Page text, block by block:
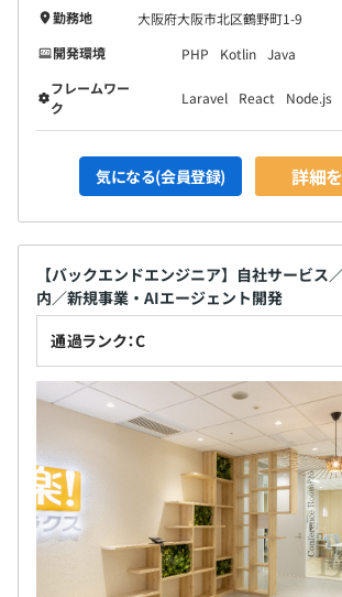
勤務地
大阪府大阪市北区鶴野町1-9
開発環境
PHP Kotlin Java
フレームワー
ク
Laravel React Node.js
気になる(会員登録) 詳細
【バックエンドエンジニア】自社サービス
内／新規事業・AIエージェント開発
通過ランク：C